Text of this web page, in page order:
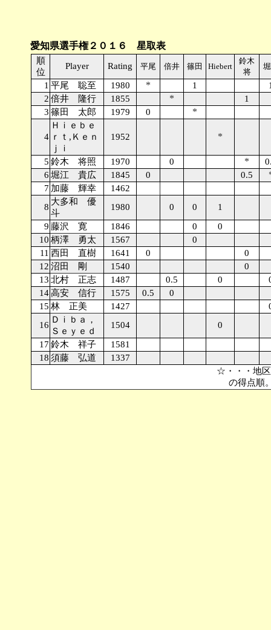
愛知県選手権２０１６ 星取表
順
位
Player Rating 平尾 倍井 篠田 Hiebert
鈴木
将
1 平尾 聡至 1980 * 1
2 倍井 隆行 1855 *
1
3 篠田 太郎 1979 0 *
4
Ｈｉｅｂｅ
ｒｔ,Ｋｅｎ
ｊｉ
1952 *
5 鈴木 将照 1970 0 *
6 堀江 貴広 1845 0 0.5
7 加藤 輝幸
1462
8
大多和 優
斗
1980 0 0
1
9 藤沢 寛 1846 0
0
10 柄澤 勇太 1567
0
11 西田 直樹 1641 0
0
12 沼田 剛 1540
0
13 北村 正志 1487 0.5 0
14高安 信行 1575 0.5
0
15 林 正美 1427
16
Ｄｉｂａ，
Ｓｅｙｅｄ
1504
0
17 鈴木 祥子
1581
18 須藤 弘道
1337
☆・・・地区代表。 同ポイントの
の得点